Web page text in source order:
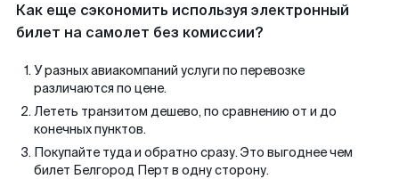
Как еще сэкономить используя электронный
билет на самолет без комиссии?
У разных авиакомпаний услуги по перевозке
различаются по цене.
Лететь транзитом дешево, по сравнению от и до
конечных пунктов.
Покупайте туда и обратно сразу. Это выгоднее чем
билет Белгород Перт в одну сторону.